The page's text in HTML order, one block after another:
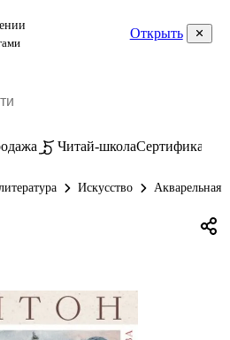
Открыть
Читай-школаСертификаты
Искусство Акварельная